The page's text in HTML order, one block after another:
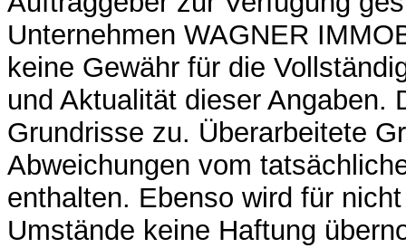
Unternehmen WAGNER
keine Gewähr für die
und Aktualität dieser Angaben.
Grundrisse zu. Überarbeitete
Abweichungen vom
enthalten. Ebenso wird für
Umstände keine Haftung